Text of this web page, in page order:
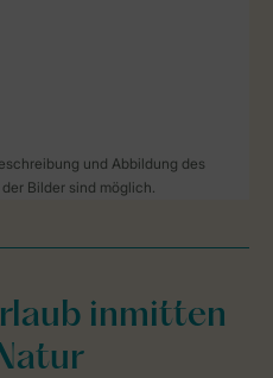
und Abbildung des
Bilder sind möglich.
inmitten